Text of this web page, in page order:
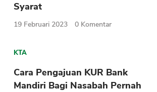
Syarat
19 Februari 2023 0 Komentar
KTA
Cara Pengajuan KUR Bank
Mandiri Bagi Nasabah Pernah